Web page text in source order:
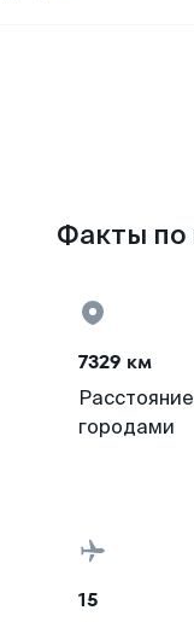
Факты по
7329 км
городами
15